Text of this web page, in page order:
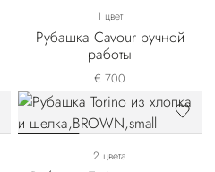
1 цвет
Рубашка Cavour ручной
работы
€ 700
2 цвета